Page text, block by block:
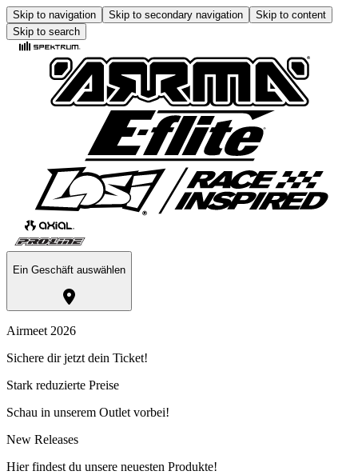
Skip to navigation Skip to secondary navigation
Skip to content
Skip to search
Ein Geschäft auswählen
Airmeet 2026
Sichere dir jetzt dein Ticket!
Stark reduzierte Preise
Schau in unserem Outlet vorbei!
New Releases
Hier findest du unsere neuesten Produkte!